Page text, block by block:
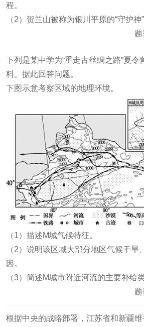
程。
（2）贺兰山被称为银川平原的“守护神
题
下列是某中学为“重走古丝绸之路”夏令
料。据此回答问题。
下图示意考察区域的地理环境。
（1）描述M城气候特征。
（2）说明该区域大部分地区气候干旱
因。
（3）简述M城市附近河流的主要补给类
题
根据中央的战略部署，江苏省和新疆